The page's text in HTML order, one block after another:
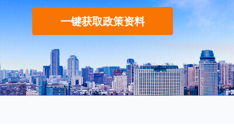
一键获取政策资料